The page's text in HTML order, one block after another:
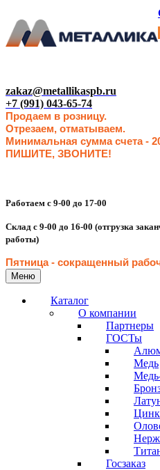
zakaz@metallikaspb.ru
+7 (991) 043-65-74
Продаем в розницу.
Отрезаем, отматываем.
Минимальная сумма счета -
ПИШИТЕ, ЗВОНИТЕ!
Работаем с 9-00 до 17-00
Склад с 9-00 до 16-00 (отгрузка
работы)
Пятница - сокращенный
Меню
Каталог
О компании
Партнеры
ГОСТы
Медь
Цинк
Госзаказ